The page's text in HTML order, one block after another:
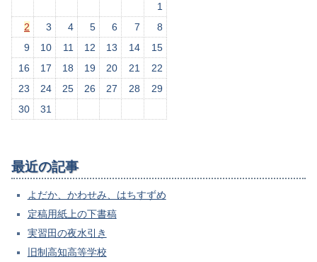
1
2
3 4 5 6 7
8
9
10 11 12 13 14
15
16
17 18 19 20 21
22
23
24 25 26 27 28
29
30
31
最近の記事
よだか、かわせみ、はちすずめ
定稿用紙上の下書稿
実習田の夜水引き
旧制高知高等学校